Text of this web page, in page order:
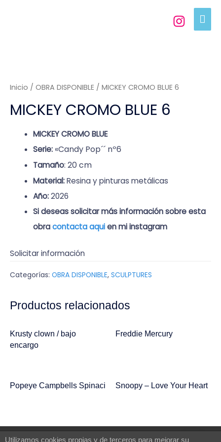
Inicio / OBRA DISPONIBLE / MICKEY CROMO BLUE 6
MICKEY CROMO BLUE 6
MICKEY CROMO BLUE
Serie:«Candy Pop´´ nº6
Tamaño: 20 cm
Material:Resina y pinturas metálicas
Año:2026
Si deseas solicitar más información sobre esta
obracontacta aqui en mi instagram
Solicitar información
Categorías: OBRA DISPONIBLE, SCULPTURES
Productos relacionados
Krusty clown / bajo
encargo
Freddie Mercury
Popeye Campbells Spinaci Snoopy – Love Your Heart
Utilizamos cookies propias y de terceros para mejorar su